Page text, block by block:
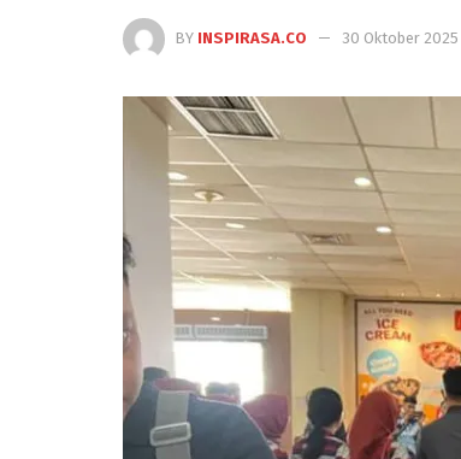
BY INSPIRASA.CO 30 Oktober 2025